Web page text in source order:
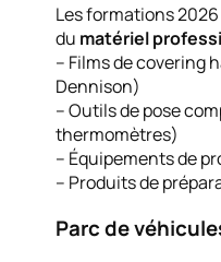
Les formations
du matériel
– Films de covering
Dennison)
– Outils de pose
thermomètres)
– Équipements de
– Produits de
Parc de